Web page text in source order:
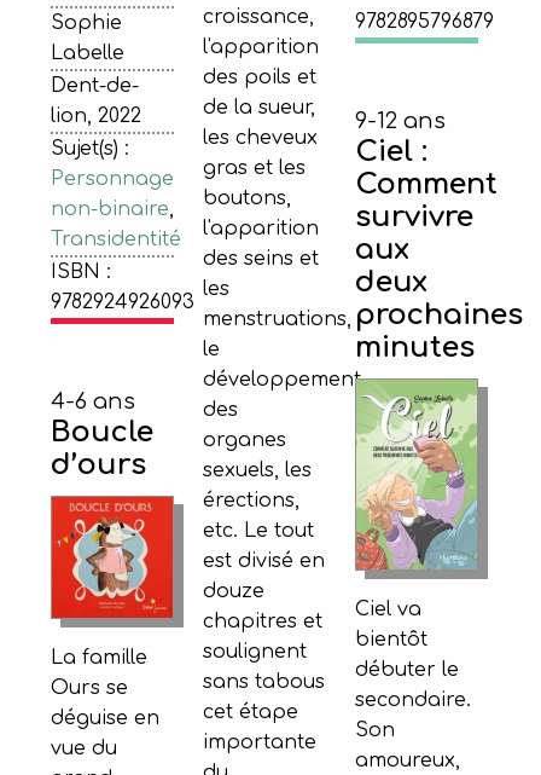
Sophie
Labelle
Dent-de-
lion, 2022
Sujet(s) :
Personnage
non-binaire,
Transidentité
ISBN :
9782924926093
croissance,
l'apparition
des poils et
de la sueur,
les cheveux
gras et les
boutons,
l'apparition
des seins et
les
menstruations,
le
développement
des
organes
sexuels, les
érections,
etc. Le tout
est divisé en
douze
chapitres et
soulignent
sans tabous
cet étape
importante
9782895796879
4-6 ans
Boucle
d’ours
La famille
Ours se
déguise en
vue du
9-12 ans
Ciel :
Comment
survivre
aux
deux
prochaines
minutes
Ciel va
bientôt
débuter le
secondaire.
Son
amoureux,